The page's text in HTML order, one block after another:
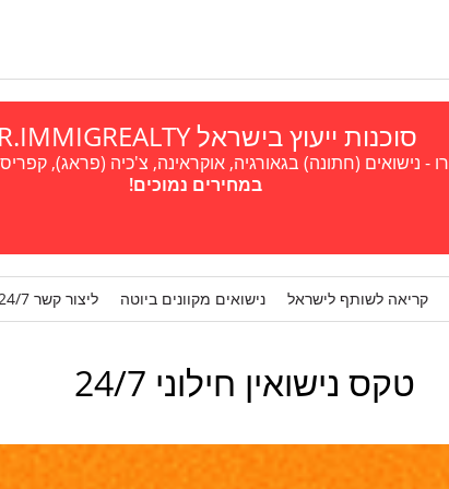
סוכנות ייעוץ בישראל A.R.IMMIGREALTY
במחירים נמוכים!
קריאה לשותף לישראל נישואים מקוונים ביוטה ליצור קשר 24/7
טקס נישואין חילוני 24/7